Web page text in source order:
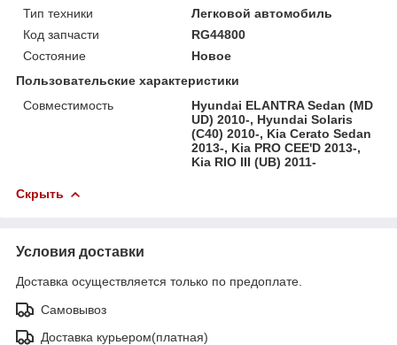
Тип техники
Легковой автомобиль
Код запчасти
RG44800
Состояние
Новое
Пользовательские характеристики
Совместимость
Hyundai ELANTRA Sedan (MD
UD) 2010-, Hyundai Solaris
(C40) 2010-, Kia Cerato Sedan
2013-, Kia PRO CEE'D 2013-,
Kia RIO III (UB) 2011-
Скрыть
Условия доставки
Доставка осуществляется только по предоплате.
Самовывоз
Доставка курьером(платная)